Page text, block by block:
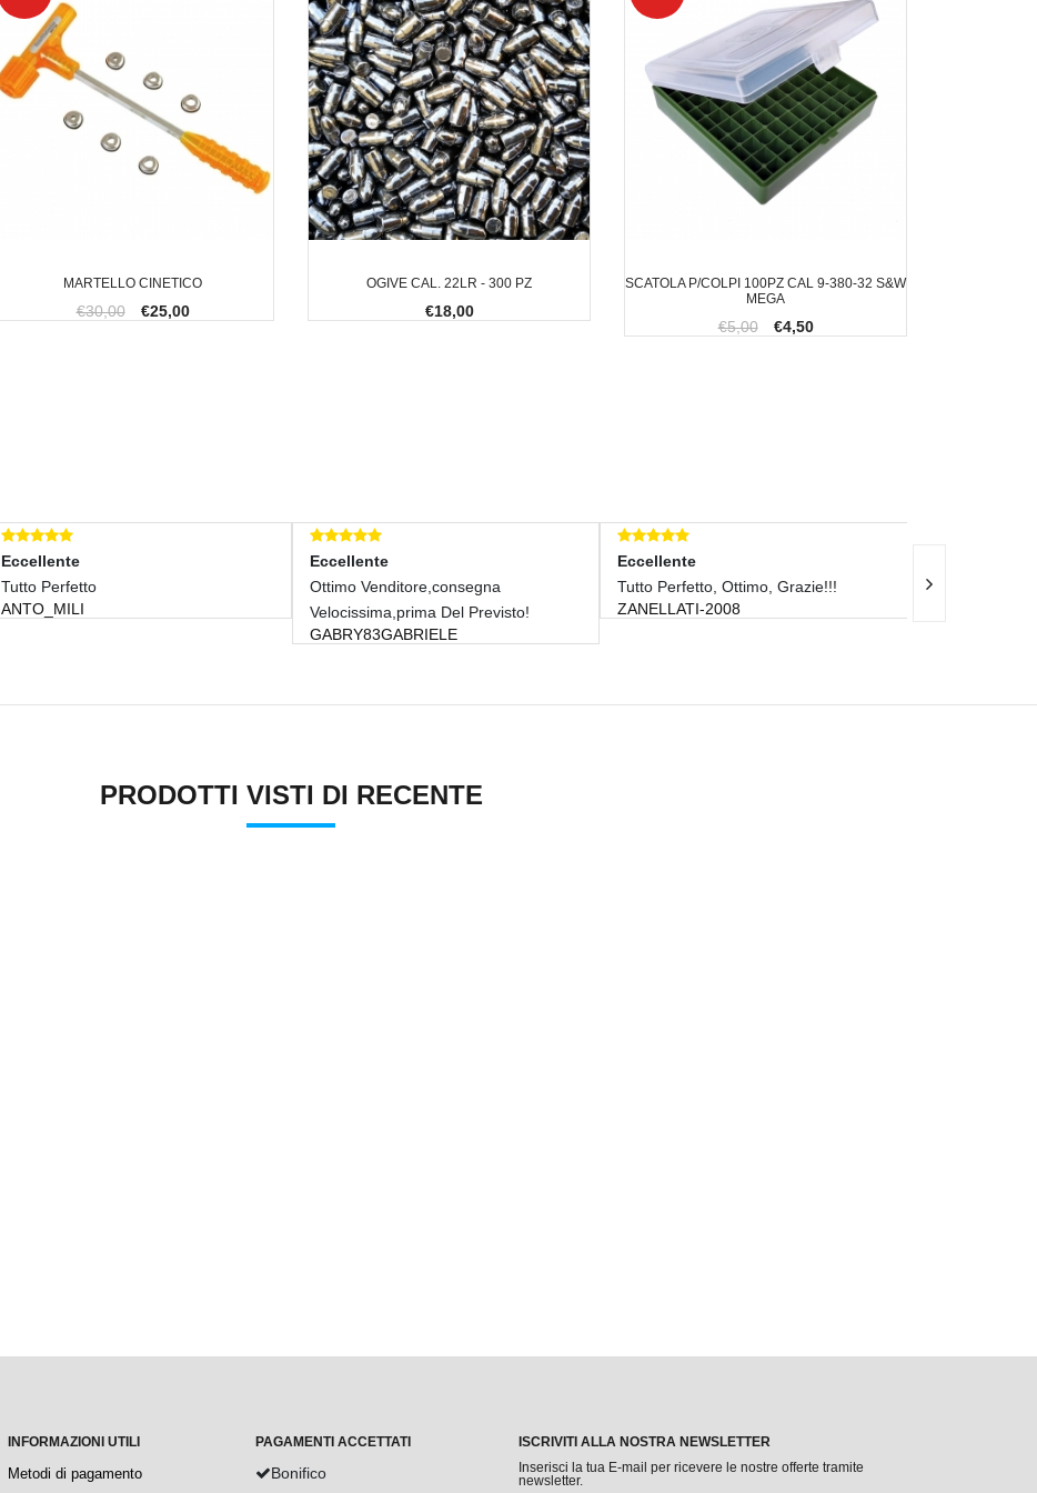
MARTELLO CINETICO
€30,00 €25,00
OGIVE CAL. 22LR - 300 PZ
€18,00
SCATOLA P/COLPI 100PZ CAL 9-380-32 S&W
MEGA
€5,00 €4,50
Eccellente
Tutto Perfetto
ANTO_MILI
Eccellente
Ottimo Venditore,consegna
Velocissima,prima Del Previsto!
GABRY83GABRIELE
Eccellente
Tutto Perfetto, Ottimo, Grazie!!!
ZANELLATI-2008
Ottimo
PRODOTTI VISTI DI RECENTE
INFORMAZIONI UTILI
Metodi di pagamento
PAGAMENTI ACCETTATI
Bonifico
ISCRIVITI ALLA NOSTRA NEWSLETTER
Inserisci la tua E-mail per ricevere le nostre offerte tramite
newsletter.